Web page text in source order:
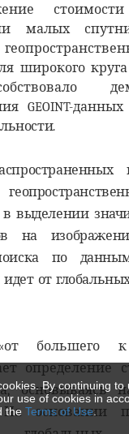
By continuing to
use of cookies in
the Terms of Use.
малых
широкого
GEOINT-
в выделении
на
по
от
большего
определение
основываясь
На основании